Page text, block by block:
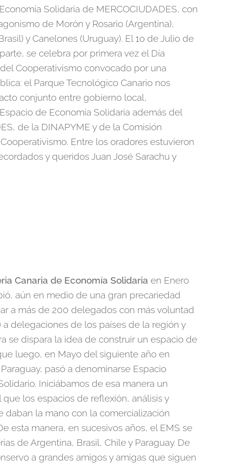
Solidaria de MERCOCIUDADES, con
de Morón y Rosario (Argentina),
y Canelones (Uruguay). El 1o de Julio de
se celebra por primera vez el Día
Cooperativismo convocado por una
el Parque Tecnológico Canario nos
conjunto entre gobierno local,
de Economía Solidaria además del
de la DINAPYME y de la Comisión
Entre los oradores estuvieron
y queridos Juan José Sarachu y
Canaria de Economía Solidaria en Enero
aún en medio de una gran precariedad
a más de 200 delegados con más voluntad
a delegaciones de los países de la región y
se dispara la idea de construir un espacio de
luego, en Mayo del siguiente año en
pasó a denominarse Espacio
Iniciábamos de esa manera un
que los espacios de reflexión, análisis y
daban la mano con la comercialización
esta manera, en sucesivos años, el EMS se
de Argentina, Brasil, Chile y Paraguay. De
a grandes amigos y amigas que siguen